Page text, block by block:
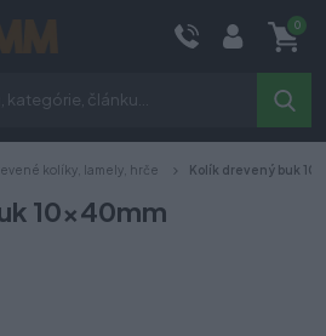
0
kolíky, lamely, hrče Kolík drevený buk
10x40mm